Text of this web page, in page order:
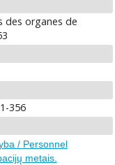
des organes de
356
/ Personnel
metais.